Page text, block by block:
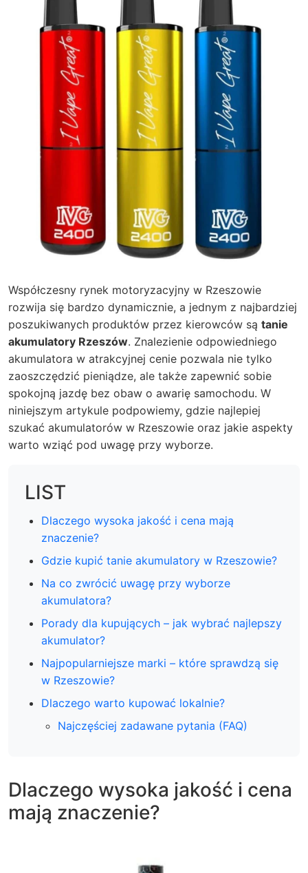
Współczesny rynek motoryzacyjny w Rzeszowie
rozwija się bardzo dynamicznie, a jednym z najbardziej
poszukiwanych produktów przez kierowców są tanie
akumulatory Rzeszów. Znalezienie odpowiedniego
akumulatora w atrakcyjnej cenie pozwala nie tylko
zaoszczędzić pieniądze, ale także zapewnić sobie
spokojną jazdę bez obaw o awarię samochodu. W
niniejszym artykule podpowiemy, gdzie najlepiej
szukać akumulatorów w Rzeszowie oraz jakie aspekty
warto wziąć pod uwagę przy wyborze.
LIST
Dlaczego wysoka jakość i cena mają
znaczenie?
Gdzie kupić tanie akumulatory w Rzeszowie?
Na co zwrócić uwagę przy wyborze
akumulatora?
Porady dla kupujących – jak wybrać najlepszy
akumulator?
Najpopularniejsze marki – które sprawdzą się
w Rzeszowie?
Dlaczego warto kupować lokalnie?
Najczęściej zadawane pytania (FAQ)
Dlaczego wysoka jakość i cena
mają znaczenie?